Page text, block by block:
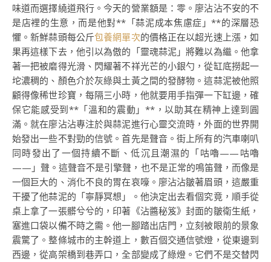
味道而選擇繞道飛行。今天的營業額是：零。廖沾沾不安的不
是店裡的生意，而是他對**「蒜泥成本焦慮症」**的深層恐
懼。新鮮蒜頭每公斤包養網單次的價格正在以超光速上漲，如
果再這樣下去，他引以為傲的「靈魂蒜泥」將難以為繼。他拿
著一把被磨得光滑、閃耀著不祥光芒的小銀勺，從缸底撈起一
坨濃稠的、顏色介於灰綠與土黃之間的發酵物。這蒜泥被他照
顧得像稀世珍寶，每隔三小時，他就要用手指彈一下缸邊，確
保它能感受到**「溫和的震動」**，以助其在精神上達到圓
滿。就在廖沾沾專注於與蒜泥進行心靈交流時，外面的世界開
始發出一些不對勁的信號。首先是聲音。街上所有的汽車喇叭
同時發出了一個持續不斷、低沉且潮濕的「咕嚕——咕嚕
——」聲。這聲音不是引擎聲，也不是正常的鳴笛聲，而像是
一個巨大的、消化不良的胃在哀嚎。廖沾沾皺著眉頭，這嚴重
干擾了他蒜泥的「寧靜冥想」。他決定出去看個究竟，順手從
桌上拿了一張髒兮兮的，印著《沾醬秘笈》封面的皺衛生紙，
塞進口袋以備不時之需。他一腳踏出店門，立刻被眼前的景象
震驚了。整條城市的主幹道上，數百個交通信號燈，從東邊到
西邊，從高架橋到巷弄口，全部變成了綠燈。它們不是交替閃